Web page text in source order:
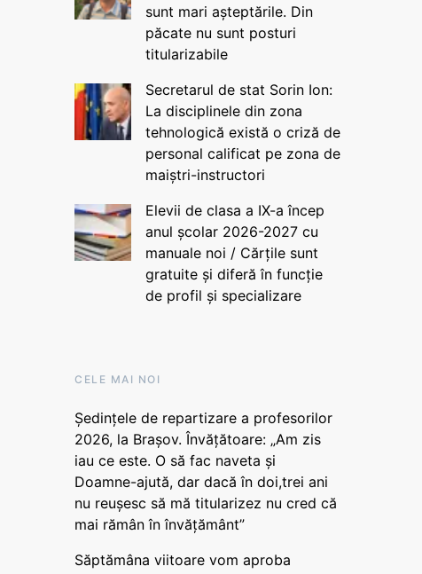
sunt mari așteptările. Din
păcate nu sunt posturi
titularizabile
Secretarul de stat Sorin Ion:
La disciplinele din zona
tehnologică există o criză de
personal calificat pe zona de
maiștri-instructori
Elevii de clasa a IX-a încep
anul școlar 2026-2027 cu
manuale noi / Cărțile sunt
gratuite și diferă în funcție
de profil și specializare
CELE MAI NOI
Ședințele de repartizare a profesorilor
2026, la Brașov. Învățătoare: „Am zis
iau ce este. O să fac naveta și
Doamne-ajută, dar dacă în doi,trei ani
nu reușesc să mă titularizez nu cred că
mai rămân în învățământ”
Săptămâna viitoare vom aproba